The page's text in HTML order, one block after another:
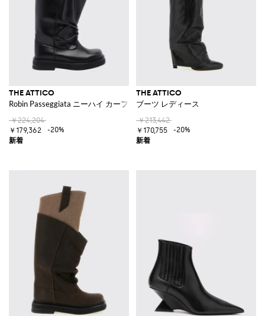
THE ATTICO
Robin Passeggiata ニーハイ カーフスキン バイカーブーツ
￥224,204
￥179,362
-20%
THE ATTICO
ブーツ レディース
￥213,442
￥170,755
-20%